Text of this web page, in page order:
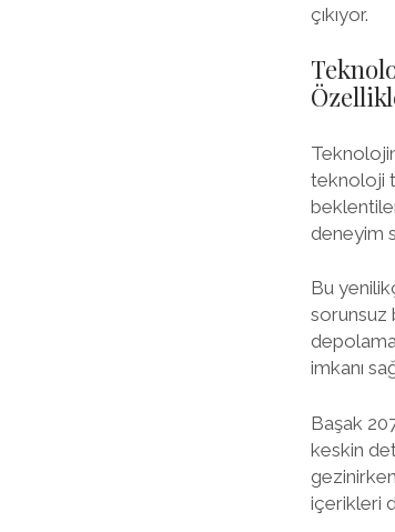
çıkıyor.
teknoloji
deneyim
Bu
sorunsuz
imkanı
Başak
keskin
içerikleri